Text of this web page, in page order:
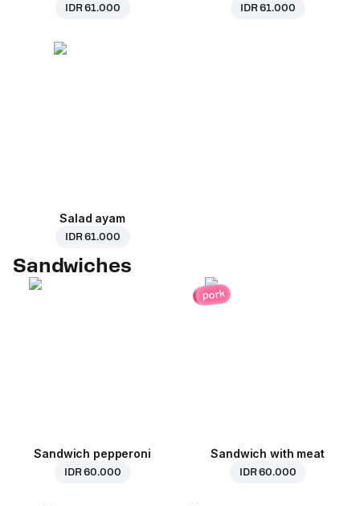
IDR 61.000 IDR 61.000
Salad ayam
IDR 61.000
Sandwiches
Sandwich pepperoni
IDR 60.000
pork
Sandwich with meat
IDR 60.000